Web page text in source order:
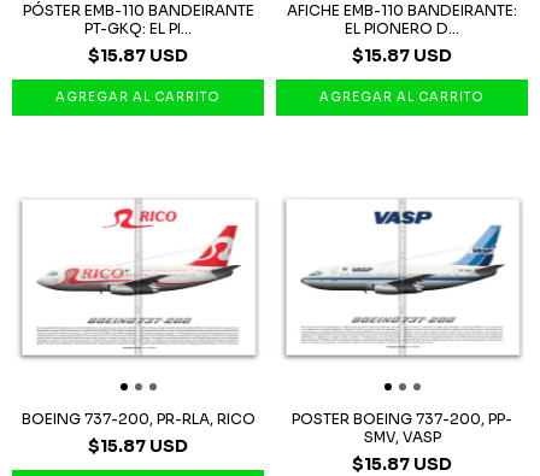
PÓSTER EMB-110 BANDEIRANTE
PT-GKQ: EL PI...
$15.87 USD
AFICHE EMB-110 BANDEIRANTE:
EL PIONERO D...
$15.87 USD
BOEING 737-200, PR-RLA, RICO
$15.87 USD
POSTER BOEING 737-200, PP-
SMV, VASP
$15.87 USD